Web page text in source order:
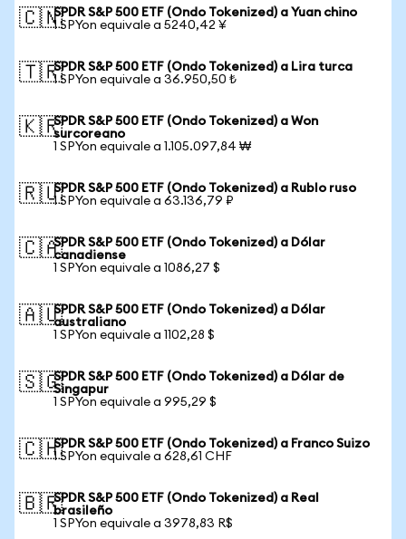
🇨🇳SPDR S&P 500 ETF (Ondo Tokenized) a Yuan chino
1 SPYon equivale a 5240,42 ¥
🇹🇷SPDR S&P 500 ETF (Ondo Tokenized) a Lira turca
1 SPYon equivale a 36.950,50 ₺
🇰🇷SPDR S&P 500 ETF (Ondo Tokenized) a Won
surcoreano
1 SPYon equivale a 1.105.097,84 ₩
🇷🇺SPDR S&P 500 ETF (Ondo Tokenized) a Rublo ruso
1 SPYon equivale a 63.136,79 ₽
🇨🇦SPDR S&P 500 ETF (Ondo Tokenized) a Dólar
canadiense
1 SPYon equivale a 1086,27 $
🇦🇺SPDR S&P 500 ETF (Ondo Tokenized) a Dólar
australiano
1 SPYon equivale a 1102,28 $
🇸🇬SPDR S&P 500 ETF (Ondo Tokenized) a Dólar de
Singapur
1 SPYon equivale a 995,29 $
🇨🇭SPDR S&P 500 ETF (Ondo Tokenized) a Franco Suizo
1 SPYon equivale a 628,61 CHF
🇧🇷SPDR S&P 500 ETF (Ondo Tokenized) a Real
brasileño
1 SPYon equivale a 3978,83 R$